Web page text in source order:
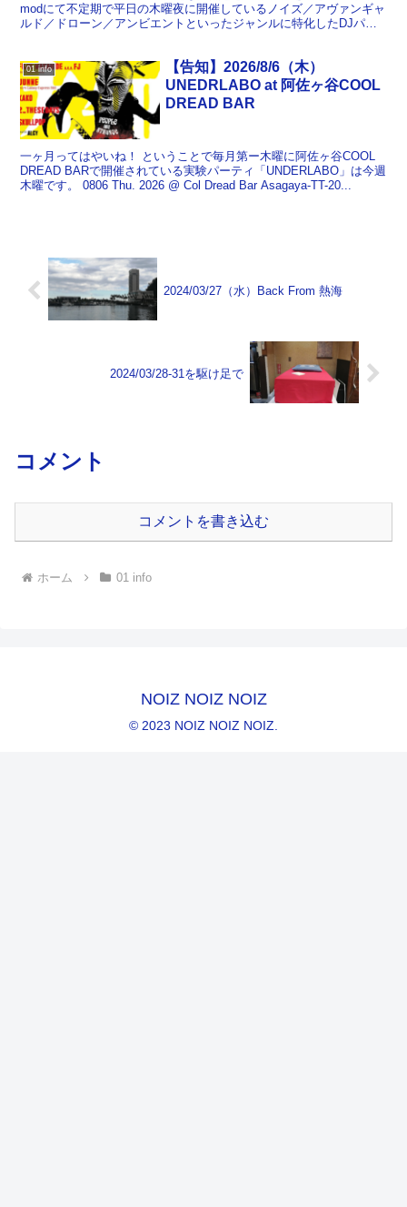
modにて不定期で平日の木曜夜に開催しているノイズ／アヴァンギャ
ルド／ドローン／アンビエントといったジャンルに特化したDJパー
01 info
【告知】2026/8/6（木）
UNEDRLABO at 阿佐ヶ谷COOL
DREAD BAR
一ヶ月ってはやいね！ ということで毎月第ー木曜に阿佐ヶ谷COOL
DREAD BARで開催されている実験パーティ「UNDERLABO」は今週
木曜です。 0806 Thu. 2026 @ Col Dread Bar Asagaya-TT-20...
2024/03/27（水）Back From 熱海
2024/03/28-31を駆け足で
コメント
コメントを書き込む
ホーム 01 info
NOIZ NOIZ NOIZ
© 2023 NOIZ NOIZ NOIZ.